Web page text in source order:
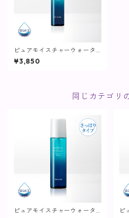
ピュアモイスチャーウォータ
ー/ 60mL【化粧水/さっぱり
タイプ】
¥3,850
同じカテゴリ
ピュアモイスチャーウォータ
ピ